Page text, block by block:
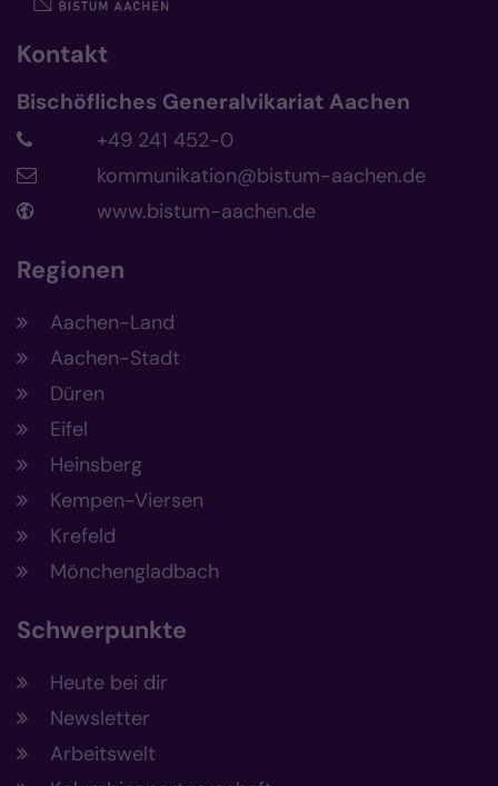
Kontakt
Bischöfliches Generalvikariat Aachen
+49 241 452-0
kommunikation@bistum-aachen.de
www.bistum-aachen.de
Regionen
Aachen-Land
Aachen-Stadt
Düren
Eifel
Heinsberg
Kempen-Viersen
Krefeld
Mönchengladbach
Schwerpunkte
Heute bei dir
Newsletter
Arbeitswelt